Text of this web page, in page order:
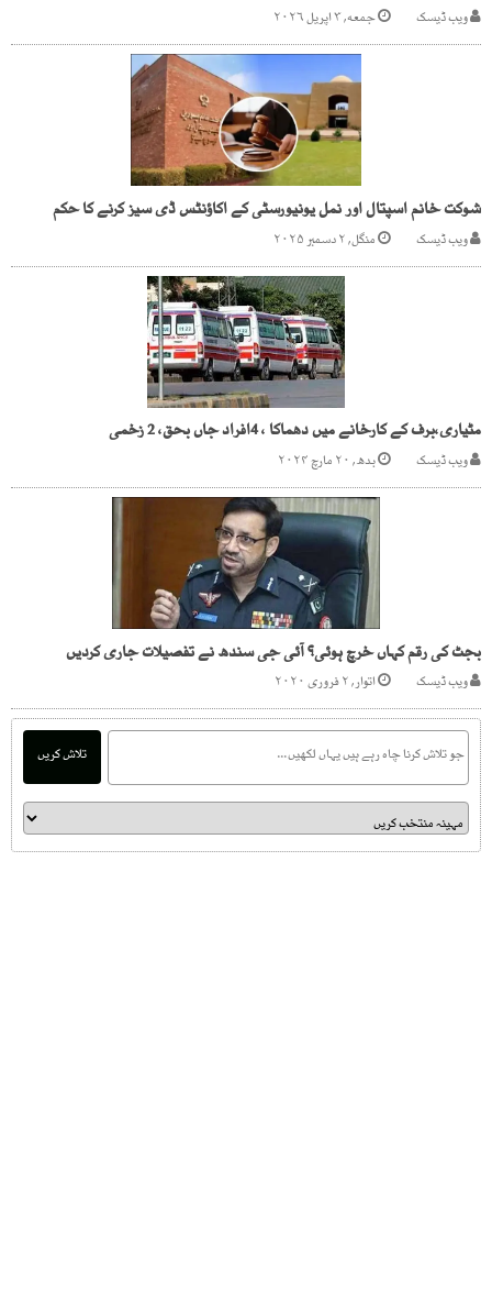
ویب ڈیسک جمعه, ۳ اپریل ۲۰۲۶
شوکت خانم اسپتال اور نمل یونیورسٹی کے اکاؤنٹس ڈی سیز کرنے کا حکم
ویب ڈیسک منگل, ۲ دسمبر ۲۰۲۵
مٹیاری،برف کے کارخانے میں دھماکا ، 4افراد جاں بحق، 2 زخمی
ویب ڈیسک بدھ, ۲۰ مارچ ۲۰۲۴
بجٹ کی رقم کہاں خرچ ہوئی؟ آئی جی سندھ نے تفصیلات جاری کردیں
ویب ڈیسک اتوار, ۲ فروری ۲۰۲۰
تلاش کریں